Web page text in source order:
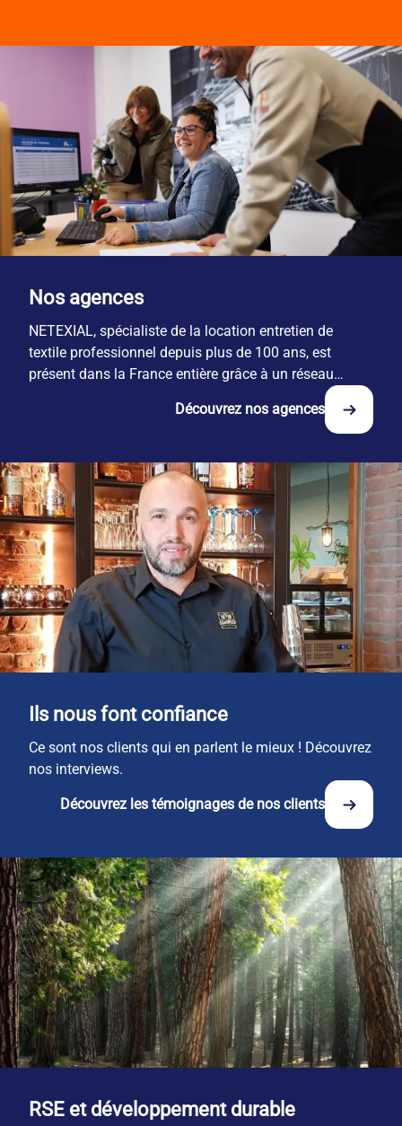
Nos agences
NETEXIAL, spécialiste de la location entretien de
textile professionnel depuis plus de 100 ans, est
présent dans la France entière grâce à un réseau
Découvrez nos agences
Ils nous font confiance
Ce sont nos clients qui en parlent le mieux ! Découvrez
nos interviews.
Découvrez les témoignages de nos clients
RSE et développement durable